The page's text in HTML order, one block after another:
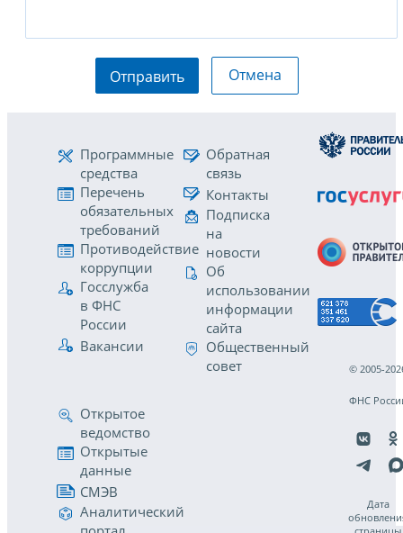
Отправить Отмена
Программные
средства
Перечень
обязательных
требований
Противодействие
коррупции
Госслужба
в ФНС
России
Вакансии
Обратная
связь
Контакты
Подписка
на
новости
Об
использовании
информации
сайта
Общественный
совет
Открытое
ведомство
Открытые
данные
СМЭВ
Аналитический
© 2005-
ФНС
Дата